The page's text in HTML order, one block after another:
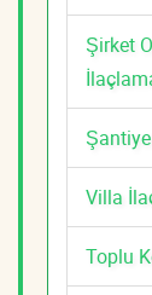
Şirket
Villa
Toplu